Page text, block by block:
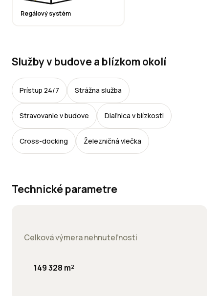
Regálový systém
Služby v budove a blízkom okolí
Prístup 24/7 Strážna služba
Stravovanie v budove Diaľnica v blízkosti
Cross-docking Železničná vlečka
Technické parametre
Celková výmera nehnuteľnosti
149 328 m²